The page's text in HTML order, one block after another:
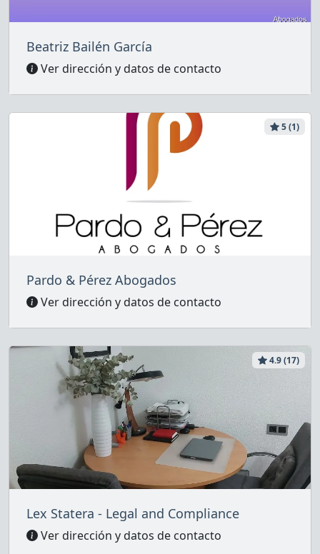
Beatriz Bailén García
Ver dirección y datos de contacto
5 (1)
Pardo & Pérez Abogados
Ver dirección y datos de contacto
4.9 (17)
Lex Statera - Legal and Compliance
Ver dirección y datos de contacto